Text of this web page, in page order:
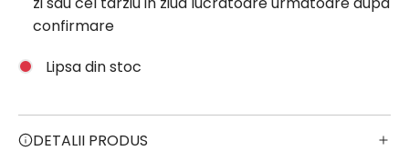
confirmare
Lipsa din stoc
DETALII PRODUS